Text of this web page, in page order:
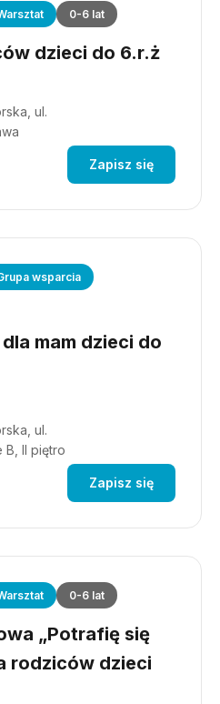
0-6 lat
dzieci do 6.r.ż
ul.
Zapisz się
wsparcia
mam dzieci do
ul.
II piętro
Zapisz się
0-6 lat
„Potrafię się
rodziców dzieci